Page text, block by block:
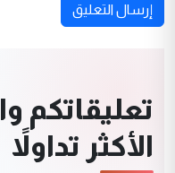
إرسال التعليق
تعليقاتكم
الأكثر تداولاً